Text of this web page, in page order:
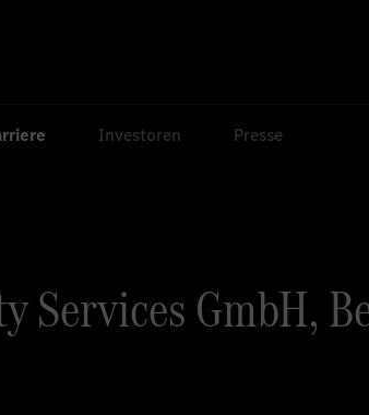
Investoren Presse
Services GmbH,